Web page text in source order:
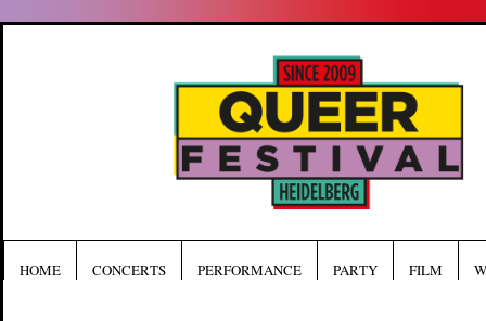
HOME CONCERTS PERFORMANCE PARTY FILM